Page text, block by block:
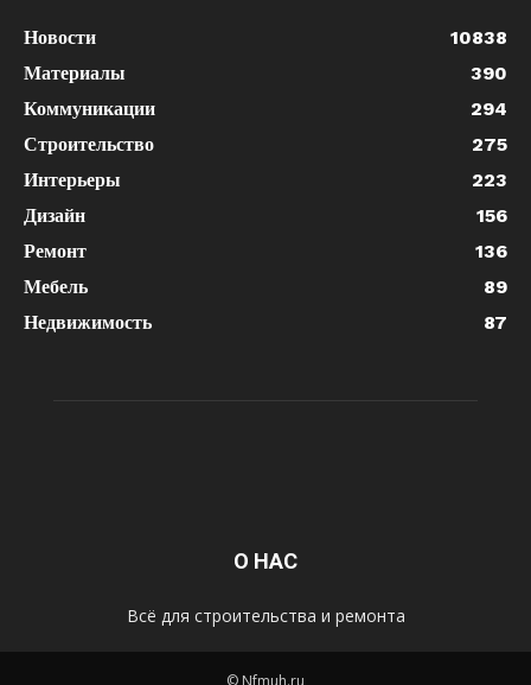
Новости
10838
Материалы
390
Коммуникации
294
Строительство
275
Интерьеры
223
Дизайн
156
Ремонт
136
Мебель
89
Недвижимость
87
О НАС
Всё для строительства и ремонта
© Nfmuh.ru